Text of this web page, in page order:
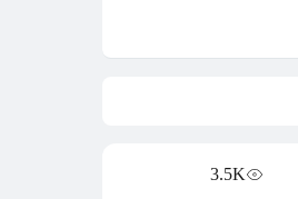
3.5K